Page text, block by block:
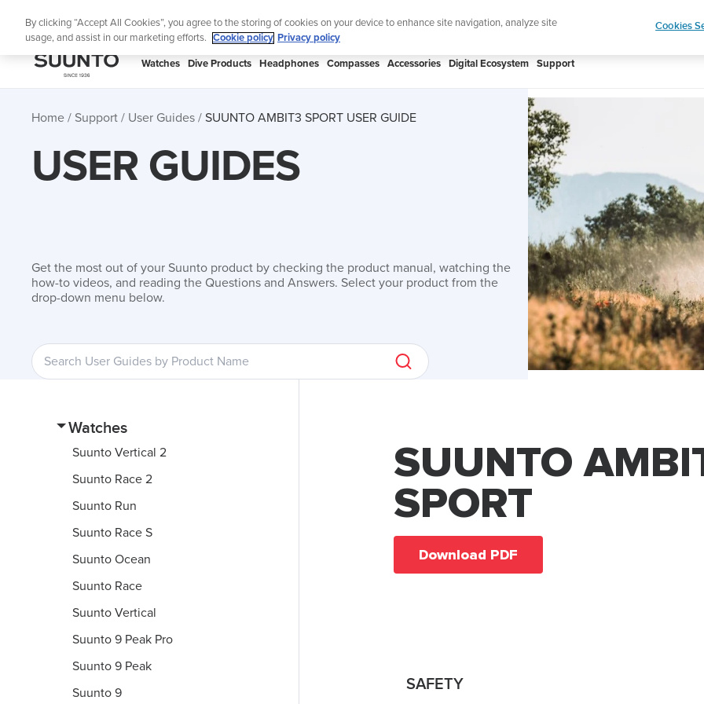
Lightweight sports watch designed for runners Shop
SUUNTO
Watches Dive Products Headphones Compasses Accessories Digital Ecosystem Support
Home Support User Guides SUUNTO AMBIT3 SPORT USER GUIDE
USER GUIDES
Get the most out of your Suunto product by checking the product manual, watching the
how-to videos, and reading the Questions and Answers. Select your product from the
drop-down menu below.
Watches
Suunto Vertical 2
Suunto Race 2
Suunto Run
Suunto Race S
Suunto Ocean
Suunto Race
Suunto Vertical
Suunto 9 Peak Pro
Suunto 9 Peak
Suunto 9
SUUNTO
SPORT
Download PDF
SAFETY
By clicking “Accept All Cookies”, you agree to the storing of cookies on your device to enhance site navigation, analyze site
usage, and assist in our marketing efforts.
Cookie policy Privacy policy
Cookies